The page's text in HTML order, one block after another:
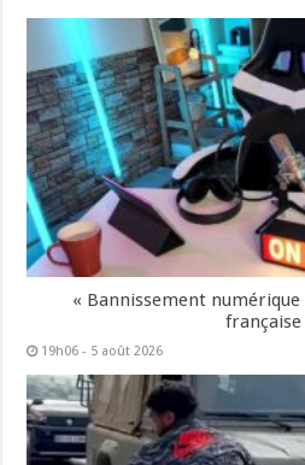
« Bannissement
française
19h06 - 5 août 2026